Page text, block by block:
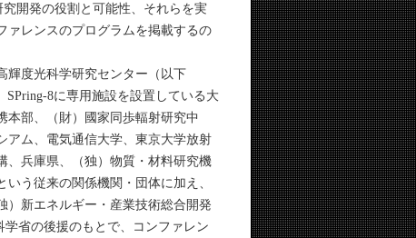
開発の役割と可能性、それらを実
ァレンスのプログラムを掲載するの
輝度光科学研究センター（以下
SPring-8に専用施設を設置している大
本部、（財）國家同歩輻射研究中
アム、電気通信大学、東京大学放射
、兵庫県、（独）物質・材料研究機
う従来の関係機関・団体に加え、
）新エネルギー・産業技術総合開発
省の後援のもとで、コンファレン